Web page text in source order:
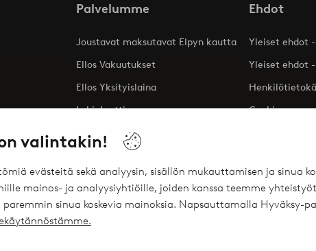
valintakin!
evästeitä sekä analyysin, sisällön mukauttamisen ja sinua
mainos- ja analyysiyhtiöille, joiden kanssa teemme
sinua koskevia mainoksia. Napsauttamalla Hyväksy-
Palvelumme
Joustavat maksutavat Elpyn kautta
Ellos Vakuutukset
Ellos Yksityislaina
Lahjakortti
Ehdot
Yleiset ehdot
Yleiset ehdot
Cookies